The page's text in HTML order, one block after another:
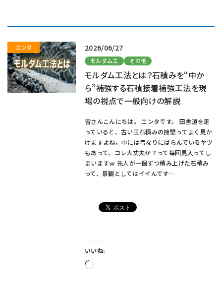
2026/06/27
モルダム工 その他
モルダム工法とは？石積みを“中か
ら”補強する石積接着補強工法を現
場の視点で一般向けの解説
皆さんこんにちは。 エンタです。 田舎道を走
っていると、古い玉石積みの擁壁ってよく見か
けますよね。中には弓なりにはらんでいるヤツ
もあって、コレ大丈夫か？って毎回見入ってし
まいますｗ 先人が一個ずつ積み上げた石積み
って、景観としてはイイんです…
いいね:
読